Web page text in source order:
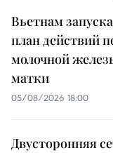
Вьетнам
план действий
молочной
матки
05/08/2026 18:00
Двусторонняя